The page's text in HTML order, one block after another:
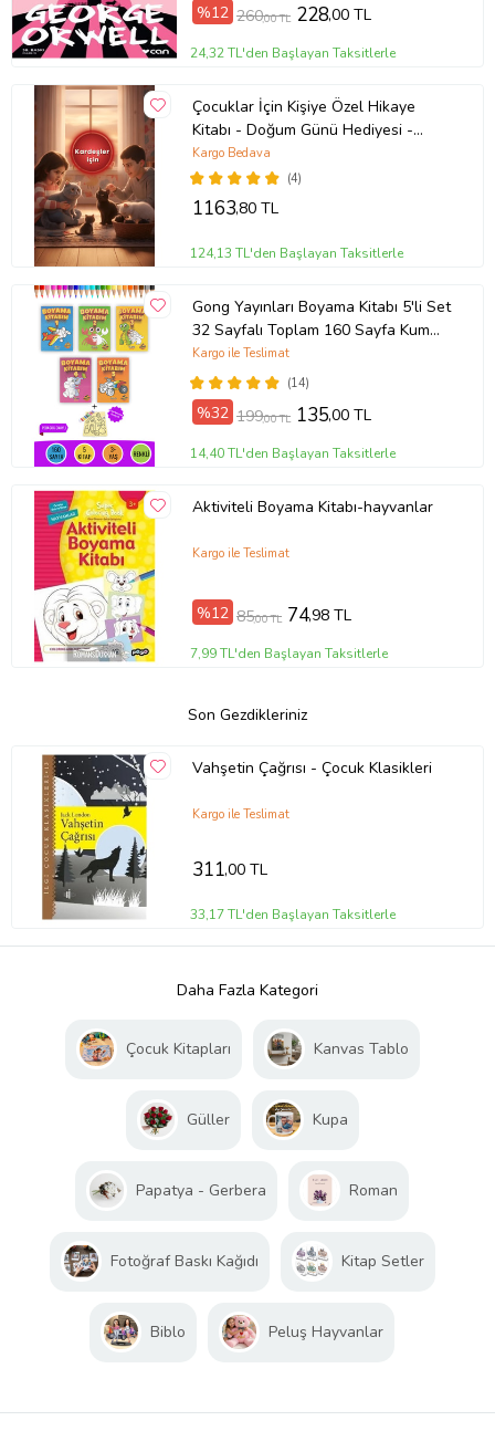
%12 260,00 TL 228,00 TL
24,32 TL'den Başlayan Taksitlerle
Çocuklar İçin Kişiye Özel Hikaye
Kitabı - Doğum Günü Hediyesi -
Okuma Hediyesi
(4)
Kargo Bedava
1163,80 TL
124,13 TL'den Başlayan Taksitlerle
Gong Yayınları Boyama Kitabı 5'li Set
32 Sayfalı Toplam 160 Sayfa Kum
Boyama Hediyeli (Buz-Buz)
(14)
Kargo ile Teslimat
%32 199,00 TL 135,00 TL
14,40 TL'den Başlayan Taksitlerle
Aktiviteli Boyama Kitabı-hayvanlar
Kargo ile Teslimat
%12 85,00 TL 74,98 TL
7,99 TL'den Başlayan Taksitlerle
Son Gezdikleriniz
Vahşetin Çağrısı - Çocuk Klasikleri
Kargo ile Teslimat
311,00 TL
33,17 TL'den Başlayan Taksitlerle
Daha Fazla Kategori
Çocuk Kitapları Kanvas Tablo
Güller Kupa
Papatya - Gerbera Roman
Fotoğraf Baskı Kağıdı Kitap Setler
Biblo Peluş Hayvanlar